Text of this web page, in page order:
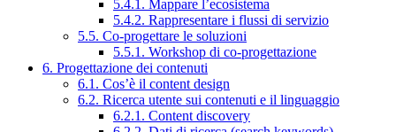
5.4.1. Mappare l’ecosistema
5.4.2. Rappresentare i flussi di servizio
5.5. Co-progettare le soluzioni
5.5.1. Workshop di co-progettazione
6. Progettazione dei contenuti
6.1. Cos’è il content design
6.2. Ricerca utente sui contenuti e il linguaggio
6.2.1. Content discovery